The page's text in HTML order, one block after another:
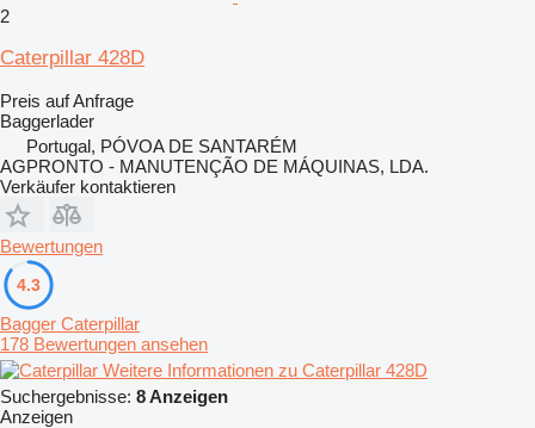
2
Caterpillar 428D
Preis auf Anfrage
Baggerlader
Portugal, PÓVOA DE SANTARÉM
AGPRONTO - MANUTENÇÃO DE MÁQUINAS, LDA.
Verkäufer kontaktieren
Bewertungen
4.3
Bagger Caterpillar
178 Bewertungen ansehen
Weitere Informationen zu Caterpillar 428D
Suchergebnisse: 8 Anzeigen
Anzeigen